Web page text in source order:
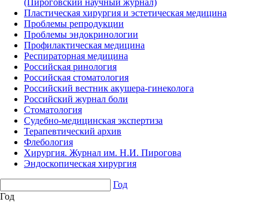
(Пироговский научный журнал)
Пластическая хирургия и эстетическая медицина
Проблемы репродукции
Проблемы эндокринологии
Профилактическая медицина
Респираторная медицина
Российская ринология
Российская стоматология
Российский вестник акушера-гинеколога
Российский журнал боли
Стоматология
Судебно-медицинская экспертиза
Терапевтический архив
Флебология
Хирургия. Журнал им. Н.И. Пирогова
Эндоскопическая хирургия
Год
Год